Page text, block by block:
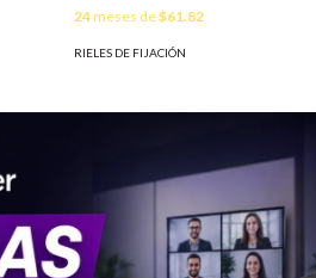
24meses de$61.82
RIELES DE FIJACIÓN